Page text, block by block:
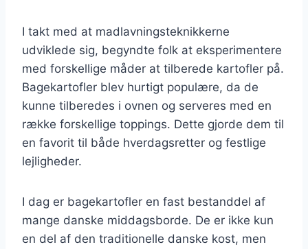
I takt med at madlavningsteknikkerne
udviklede sig, begyndte folk at eksperimentere
med forskellige måder at tilberede kartofler på.
Bagekartofler blev hurtigt populære, da de
kunne tilberedes i ovnen og serveres med en
række forskellige toppings. Dette gjorde dem til
en favorit til både hverdagsretter og festlige
lejligheder.
I dag er bagekartofler en fast bestanddel af
mange danske middagsborde. De er ikke kun
en del af den traditionelle danske kost, men